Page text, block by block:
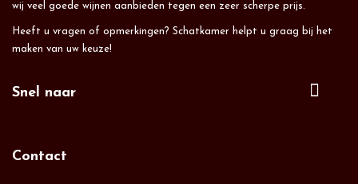
wij veel goede wijnen aanbieden tegen een zeer scherpe prijs.
Heeft u vragen of opmerkingen? Schatkamer helpt u graag bij het
maken van uw keuze!
Snel naar
Contact